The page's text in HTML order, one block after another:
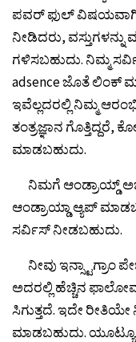
ಪವರ್ ಫುಲ್
ನೀಡಿದರು,
ಗಳಿಸಬಹುದು. ನಿಮ್ಮ
adsence ಜೊತೆ ಲಿಂಕ್
ಇವೆಲ್ಲದರಲ್ಲಿ ನಿಮ್ಮ
ತಂತ್ರಜ್ಞಾನ
ಮಾಡಬಹುದು.
ನಿಮಗೆ ಆಂಡ್ರಾಯ್ಡ್
ಆಂಡ್ರಾಯ್ಡಾ ಆ್ಯಪ್
ಸರ್ವಿಸ್ ನೀಡಬಹುದು.
ನೀವು ಇನ್ಸ್ಟಾಗ್ರಾಂ
ಅದರಲ್ಲಿ ಹೆಚ್ಚಿನ
ಸಿಗುತ್ತದೆ. ಇದೇ
ಮಾಡಬಹುದು.